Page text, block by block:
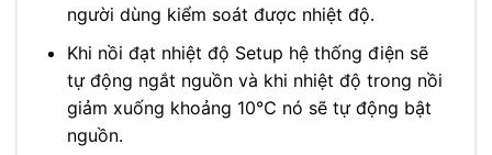
người dùng kiểm soát được nhiệt độ.
Khi nồi đạt nhiệt độ Setup hệ thống điện sẽ
tự động ngắt nguồn và khi nhiệt độ trong nồi
giảm xuống khoảng 10℃ nó sẽ tự động bật
nguồn.